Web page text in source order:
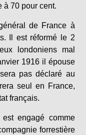
à 70 pour cent.
de France à
Il est réformé le 2
londoniens mal
1916 il épouse
pas déclaré au
seul en France,
français.
engagé comme
forrestière